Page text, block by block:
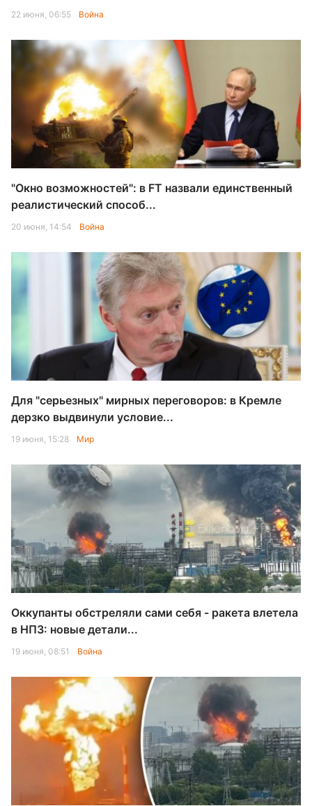
22 июня, 06:55 Война
"Окно возможностей": в FT назвали единственный
реалистический способ...
20 июня, 14:54 Война
Для "серьезных" мирных переговоров: в Кремле
дерзко выдвинули условие...
19 июня, 15:28 Мир
Оккупанты обстреляли сами себя - ракета влетела
в НПЗ: новые детали...
19 июня, 08:51 Война